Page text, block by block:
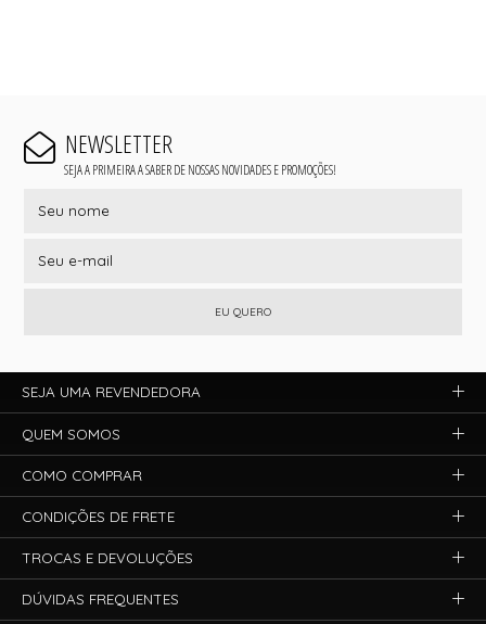
NEWSLETTER
SEJA A PRIMEIRA A SABER DE NOSSAS NOVIDADES E PROMOÇÕES!
EU QUERO
SEJA UMA REVENDEDORA
QUEM SOMOS
COMO COMPRAR
CONDIÇÕES DE FRETE
TROCAS E DEVOLUÇÕES
DÚVIDAS FREQUENTES